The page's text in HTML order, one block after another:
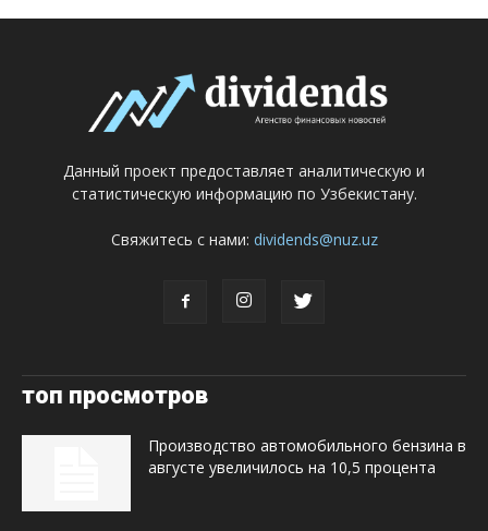
Данный проект предоставляет аналитическую и
статистическую информацию по Узбекистану.
Свяжитесь с нами: dividends@nuz.uz
топ просмотров
Производство автомобильного бензина в
августе увеличилось на 10,5 процента